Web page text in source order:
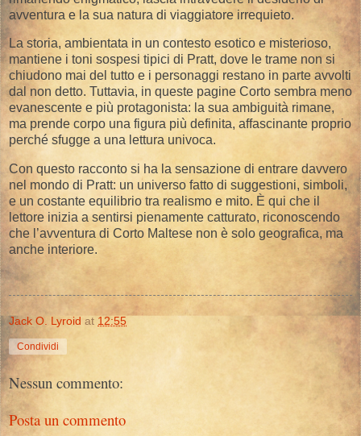
avventura e la sua natura di viaggiatore irrequieto.
La storia, ambientata in un contesto esotico e misterioso,
mantiene i toni sospesi tipici di Pratt, dove le trame non si
chiudono mai del tutto e i personaggi restano in parte avvolti
dal non detto. Tuttavia, in queste pagine Corto sembra meno
evanescente e più protagonista: la sua ambiguità rimane,
ma prende corpo una figura più definita, affascinante proprio
perché sfugge a una lettura univoca.
Con questo racconto si ha la sensazione di entrare davvero
nel mondo di Pratt: un universo fatto di suggestioni, simboli,
e un costante equilibrio tra realismo e mito. È qui che il
lettore inizia a sentirsi pienamente catturato, riconoscendo
che l’avventura di Corto Maltese non è solo geografica, ma
anche interiore.
Jack O. Lyroid at 12:55
Condividi
Nessun commento:
Posta un commento